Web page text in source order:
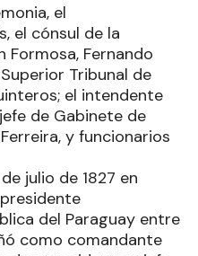
el
el cónsul de la
Formosa, Fernando
Tribunal de
el intendente
de Gabinete de
y funcionarios
julio de 1827 en
del Paraguay entre
como comandante